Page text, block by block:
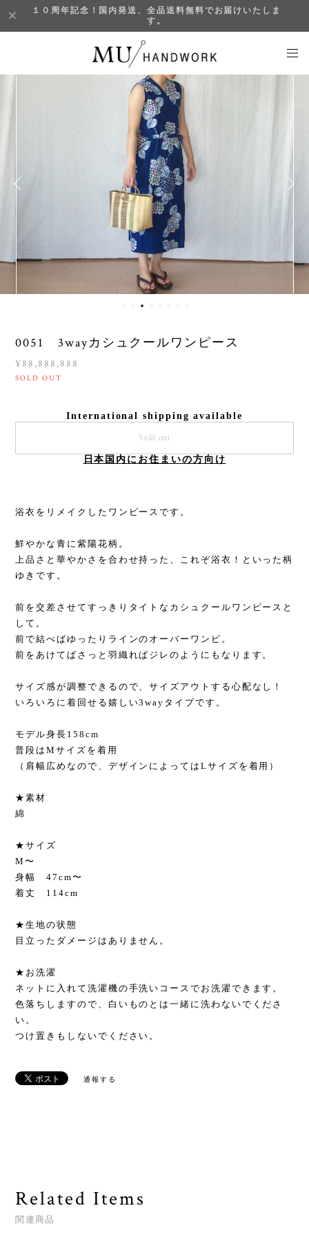
１０周年記念！国内発送、全品送料無料でお届けいたしま
す。
0051 3wayカシュクールワンピース
¥88,888,888
SOLD OUT
International shipping available
Sold out
日本国内にお住まいの方向け
浴衣をリメイクしたワンピースです。
鮮やかな青に紫陽花柄。
上品さと華やかさを合わせ持った、これぞ浴衣！といった柄
ゆきです。
前を交差させてすっきりタイトなカシュクールワンピースと
して。
前で結べばゆったりラインのオーバーワンピ。
前をあけてばさっと羽織ればジレのようにもなります。
サイズ感が調整できるので、サイズアウトする心配なし！
いろいろに着回せる嬉しい3wayタイプです。
モデル身長158cm
普段はMサイズを着用
（肩幅広めなので、デザインによってはLサイズを着用）
★素材
綿
★サイズ
M〜
身幅 47cm〜
着丈 114cm
★生地の状態
目立ったダメージはありません。
★お洗濯
ネットに入れて洗濯機の手洗いコースでお洗濯できます。
色落ちしますので、白いものとは一緒に洗わないでくださ
い。
つけ置きもしないでください。
通報する
Related Items
関連商品